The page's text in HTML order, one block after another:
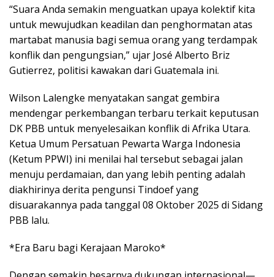
“Suara Anda semakin menguatkan upaya kolektif kita
untuk mewujudkan keadilan dan penghormatan atas
martabat manusia bagi semua orang yang terdampak
konflik dan pengungsian,” ujar José Alberto Briz
Gutierrez, politisi kawakan dari Guatemala ini.
Wilson Lalengke menyatakan sangat gembira
mendengar perkembangan terbaru terkait keputusan
DK PBB untuk menyelesaikan konflik di Afrika Utara.
Ketua Umum Persatuan Pewarta Warga Indonesia
(Ketum PPWI) ini menilai hal tersebut sebagai jalan
menuju perdamaian, dan yang lebih penting adalah
diakhirinya derita pengunsi Tindoef yang
disuarakannya pada tanggal 08 Oktober 2025 di Sidang
PBB lalu.
*Era Baru bagi Kerajaan Maroko*